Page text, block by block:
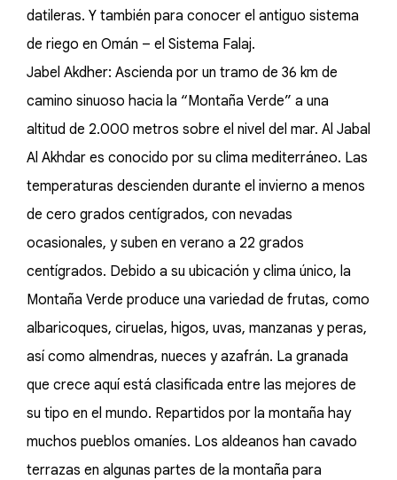
datileras. Y también para conocer el antiguo sistema
de riego en Omán – el Sistema Falaj.
Jabel Akdher: Ascienda por un tramo de 36 km de
camino sinuoso hacia la “Montaña Verde” a una
altitud de 2.000 metros sobre el nivel del mar. Al Jabal
Al Akhdar es conocido por su clima mediterráneo. Las
temperaturas descienden durante el invierno a menos
de cero grados centígrados, con nevadas
ocasionales, y suben en verano a 22 grados
centígrados. Debido a su ubicación y clima único, la
Montaña Verde produce una variedad de frutas, como
albaricoques, ciruelas, higos, uvas, manzanas y peras,
así como almendras, nueces y azafrán. La granada
que crece aquí está clasificada entre las mejores de
su tipo en el mundo. Repartidos por la montaña hay
muchos pueblos omaníes. Los aldeanos han cavado
terrazas en algunas partes de la montaña para